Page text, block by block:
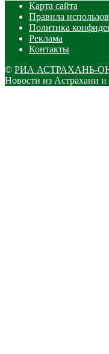
Карта сайта
Правила
Политика
Реклама
Контакты
© РИА АСТРАХАНЬ-
Новости из Астрахани и